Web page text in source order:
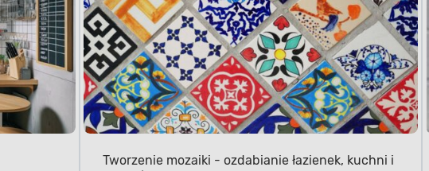
Tworzenie mozaiki - ozdabianie łazienek, kuchni i